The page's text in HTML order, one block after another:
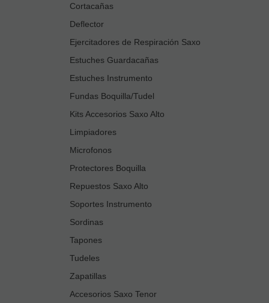
Cortacañas
Deflector
Ejercitadores de Respiración Saxo
Estuches Guardacañas
Estuches Instrumento
Fundas Boquilla/Tudel
Kits Accesorios Saxo Alto
Limpiadores
Microfonos
Protectores Boquilla
Repuestos Saxo Alto
Soportes Instrumento
Sordinas
Tapones
Tudeles
Zapatillas
Accesorios Saxo Tenor